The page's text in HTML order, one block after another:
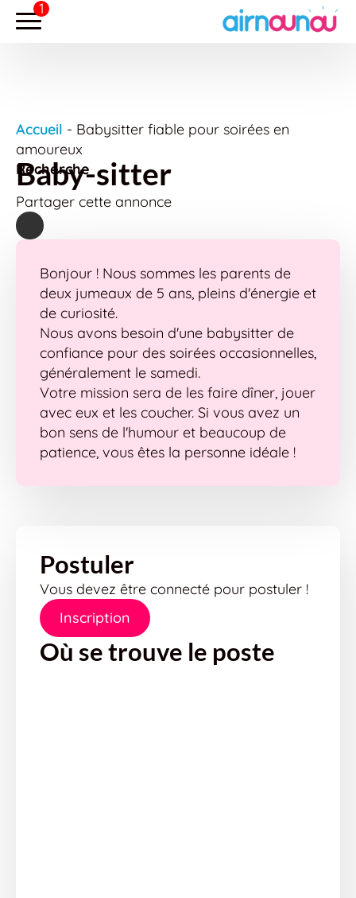
Accueil - Babysitter fiable pour soirées en
amoureux
Recherche
Baby-sitter
Partager cette annonce
Bonjour ! Nous sommes les parents de
deux jumeaux de 5 ans, pleins d'énergie et
de curiosité.
Nous avons besoin d'une babysitter de
confiance pour des soirées occasionnelles,
généralement le samedi.
Votre mission sera de les faire dîner, jouer
avec eux et les coucher. Si vous avez un
bon sens de l'humour et beaucoup de
patience, vous êtes la personne idéale !
Postuler
Vous devez être connecté pour postuler !
Inscription
Où se trouve le poste